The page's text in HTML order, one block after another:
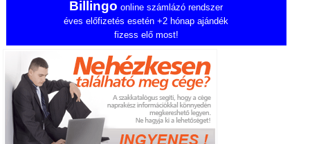
Billingo online számlázó rendszer
éves előfizetés esetén +2 hónap ajándék
fizess elő most!